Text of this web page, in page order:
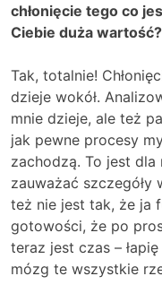
chłonięcie tego co
Ciebie duża wartość?
Tak, totalnie!
dzieje wokół.
mnie dzieje, ale też
jak pewne procesy
zachodzą. To jest
zauważać szczegóły
też nie jest tak, że ja
gotowości, że po
teraz jest czas –
mózg te wszystkie